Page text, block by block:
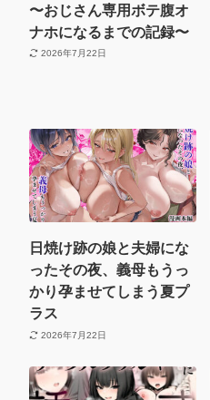
〜おじさん専用ボテ腹オ
ナホになるまでの記録〜
2026年7月22日
日焼け跡の娘と夫婦にな
ったその夜、義母もうっ
かり孕ませてしまう夏プ
ラス
2026年7月22日